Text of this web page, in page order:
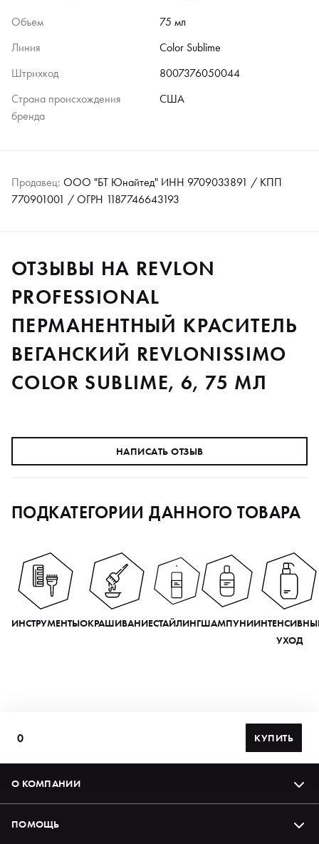
Объем
75 мл
Линия
Color Sublime
Штрихкод
8007376050044
Страна происхождения
бренда
США
Продавец: ООО "БТ Юнайтед" ИНН 9709033891 / КПП
770901001 / ОГРН 1187746643193
ОТЗЫВЫ НА REVLON
PROFESSIONAL
ПЕРМАНЕНТНЫЙ КРАСИТЕЛЬ
ВЕГАНСКИЙ REVLONISSIMO
COLOR SUBLIME, 6, 75 МЛ
НАПИСАТЬ ОТЗЫВ
ПОДКАТЕГОРИИ ДАННОГО ТОВАРА
ИНСТРУМЕНТЫОКРАШИВАНИЕСТАЙЛИНГШАМПУНИ
УХОД
0 КУПИТЬ
О КОМПАНИИ
ПОМОЩЬ